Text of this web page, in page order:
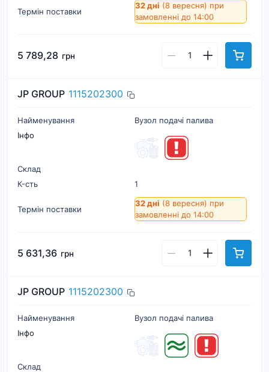
Термін поставки
32 дні (8 вересня) при
замовленні до 14:00
5 789,28 грн
JP GROUP 1115202300
Найменування
Вузол подачі палива
Інфо
Склад
К-cть
1
Термін поставки
32 дні (8 вересня) при
замовленні до 14:00
5 631,36 грн
JP GROUP 1115202300
Найменування
Вузол подачі палива
Інфо
Склад